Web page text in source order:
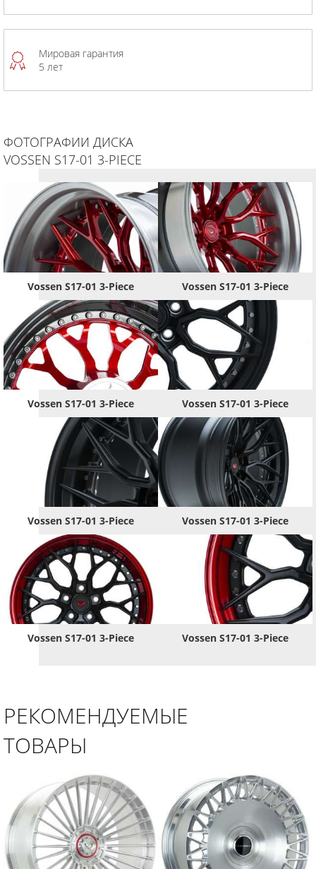
Мировая гарантия
5 лет
ФОТОГРАФИИ ДИСКА
VOSSEN S17-01 3-PIECE
Vossen S17-01 3-Piece Vossen S17-01 3-Piece
Vossen S17-01 3-Piece Vossen S17-01 3-Piece
Vossen S17-01 3-Piece Vossen S17-01 3-Piece
Vossen S17-01 3-Piece Vossen S17-01 3-Piece
РЕКОМЕНДУЕМЫЕ
ТОВАРЫ